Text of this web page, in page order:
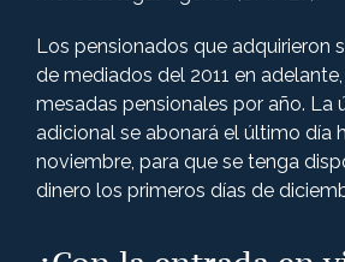
Los pensionados que adquirieron
de mediados del 2011 en adelante,
mesadas pensionales por año. La
adicional se abonará el último día
noviembre, para que se tenga
dinero los primeros días de